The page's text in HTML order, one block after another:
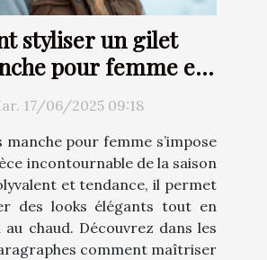
styliser un gilet
pour femme en
17/06/2025 09:18
manche pour femme s’impose
incontournable de la saison
et tendance, il permet
des looks élégants tout en
chaud. Découvrez dans les
comment maîtriser